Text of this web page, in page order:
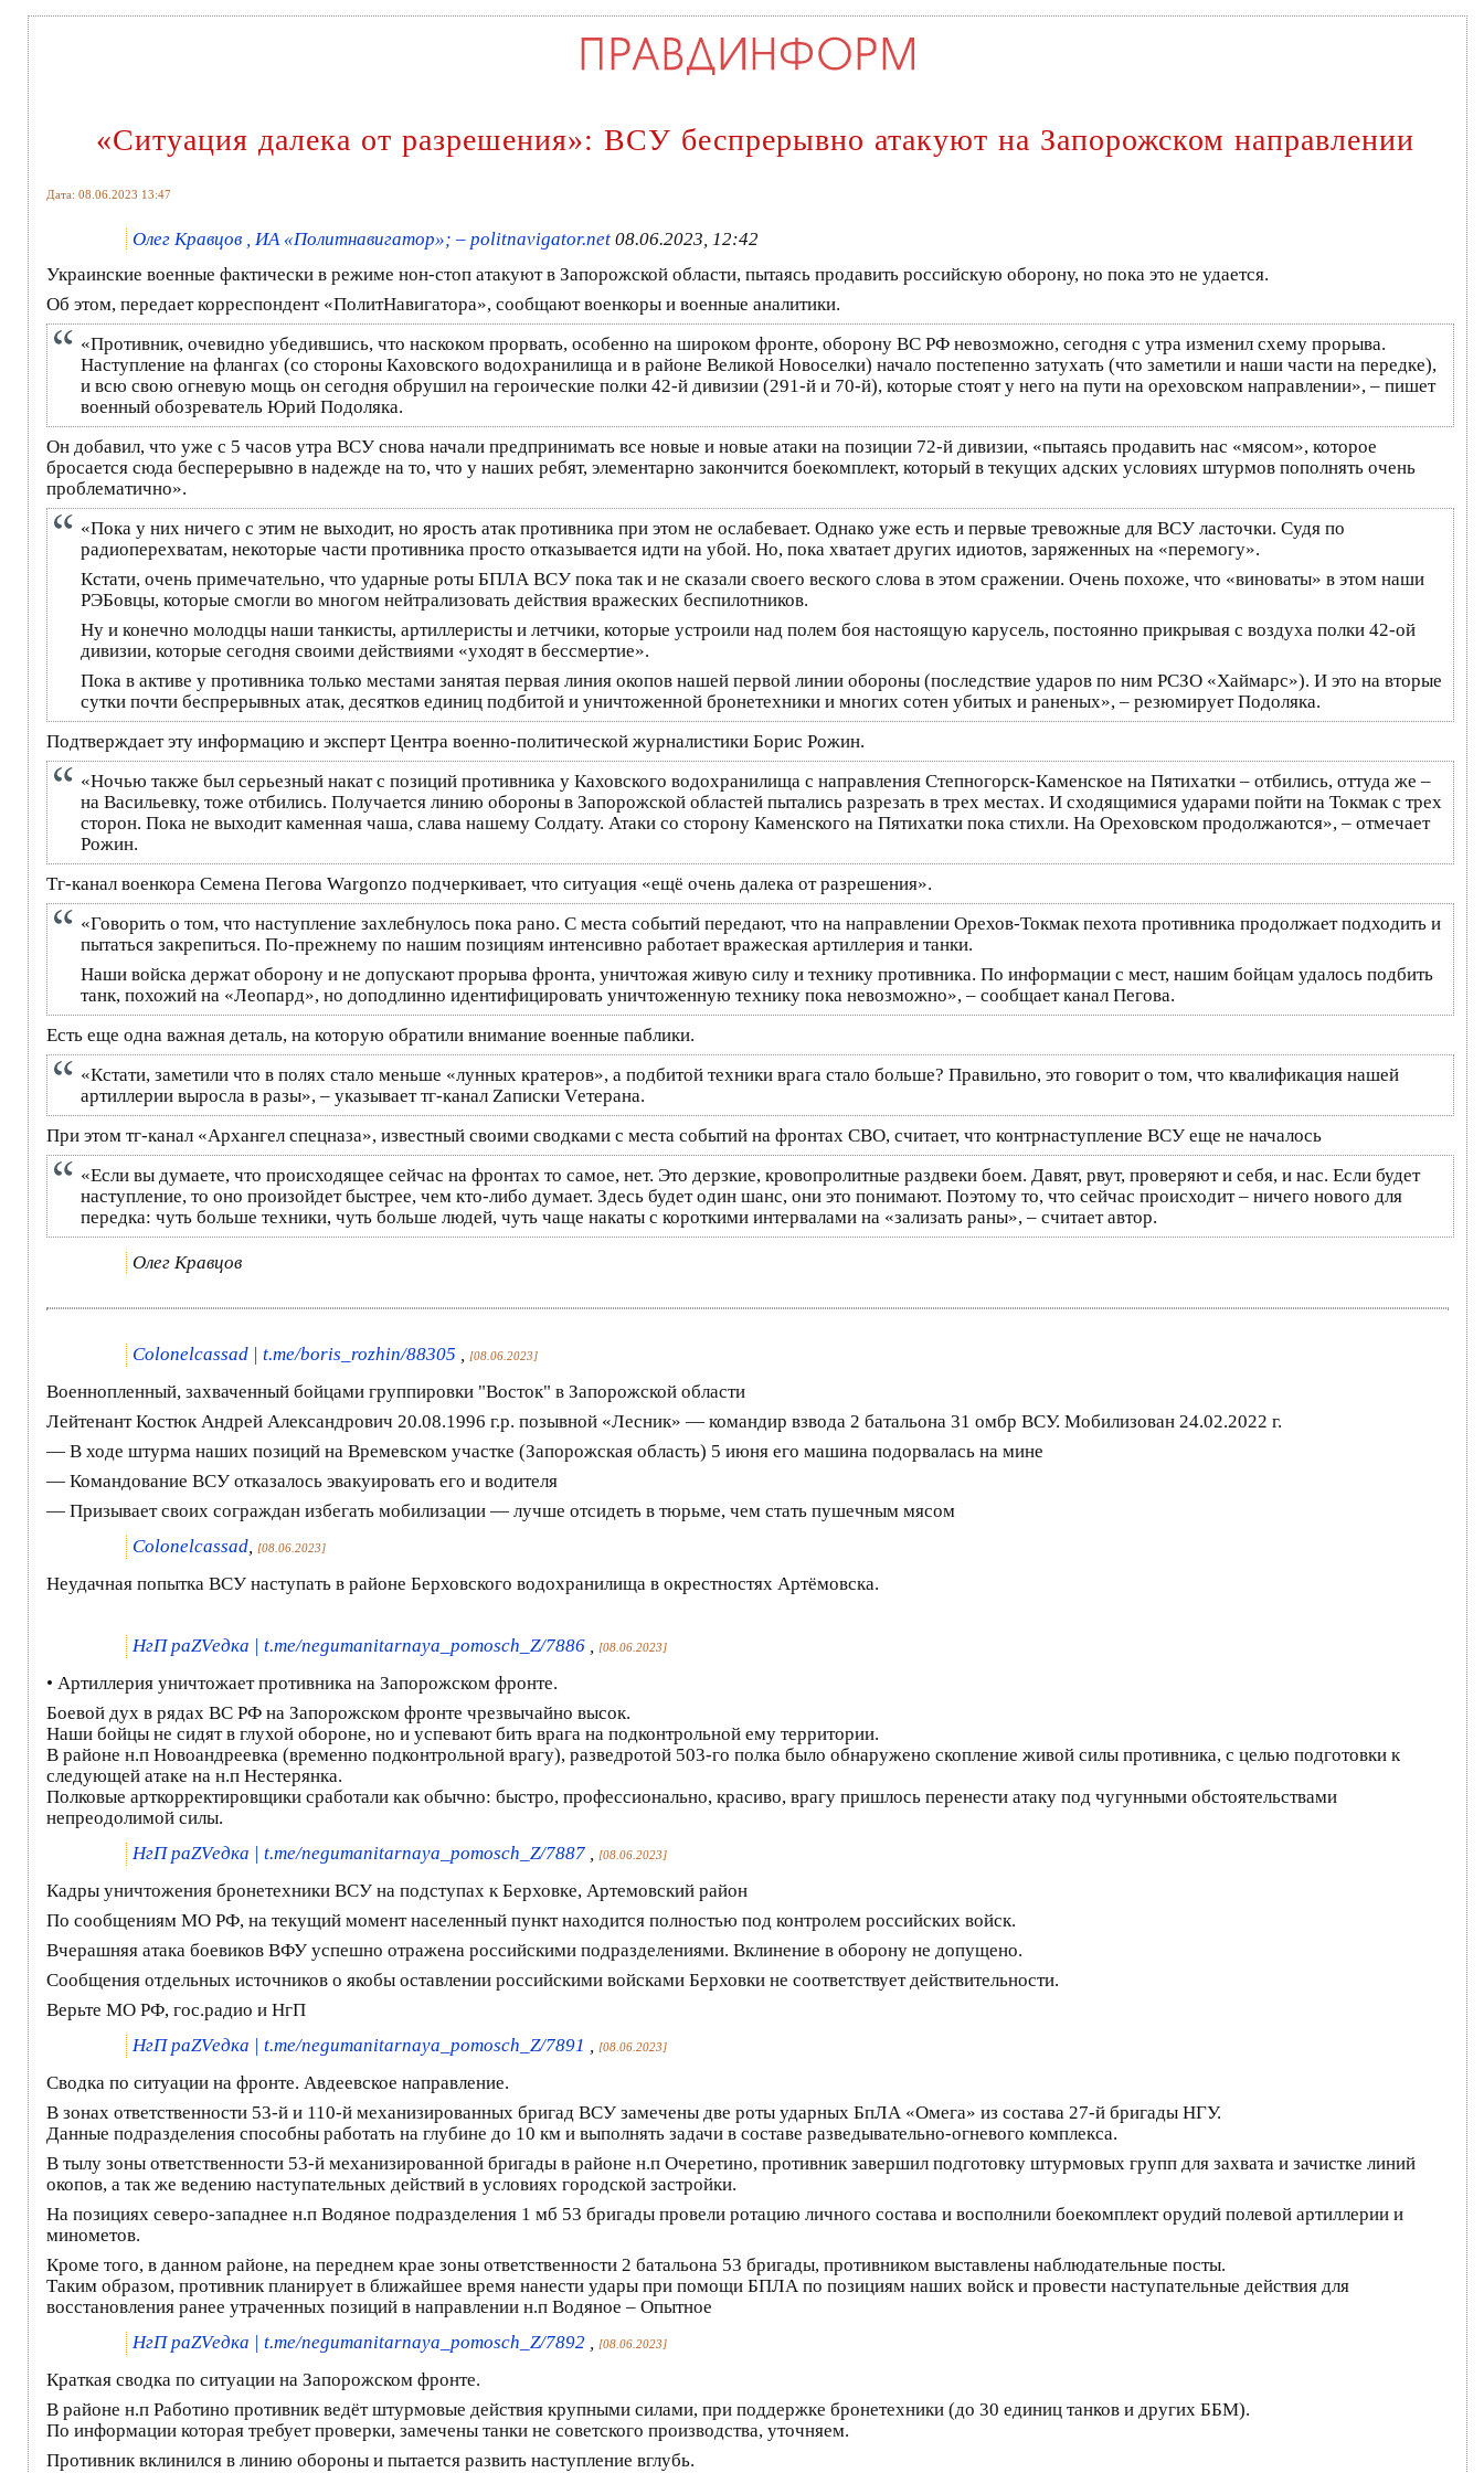
«Ситуация далека от разрешения»: ВСУ беспрерывно атакуют на Запорожском направлении
Дата: 08.06.2023 13:47
Олег Кравцов , ИА «Политнавигатор»; – politnavigator.net 08.06.2023, 12:42
Украинские военные фактически в режиме нон-стоп атакуют в Запорожской области, пытаясь продавить российскую оборону, но пока это не удается.
Об этом, передает корреспондент «ПолитНавигатора», сообщают военкоры и военные аналитики.
«Противник, очевидно убедившись, что наскоком прорвать, особенно на широком фронте, оборону ВС РФ невозможно, сегодня с утра изменил схему прорыва.
Наступление на флангах (со стороны Каховского водохранилища и в районе Великой Новоселки) начало постепенно затухать (что заметили и наши части на передке),
и всю свою огневую мощь он сегодня обрушил на героические полки 42-й дивизии (291-й и 70-й), которые стоят у него на пути на ореховском направлении», – пишет
военный обозреватель Юрий Подоляка.
Он добавил, что уже с 5 часов утра ВСУ снова начали предпринимать все новые и новые атаки на позиции 72-й дивизии, «пытаясь продавить нас «мясом», которое
бросается сюда бесперерывно в надежде на то, что у наших ребят, элементарно закончится боекомплект, который в текущих адских условиях штурмов пополнять очень
проблематично».
«Пока у них ничего с этим не выходит, но ярость атак противника при этом не ослабевает. Однако уже есть и первые тревожные для ВСУ ласточки. Судя по
радиоперехватам, некоторые части противника просто отказывается идти на убой. Но, пока хватает других идиотов, заряженных на «перемогу».
Кстати, очень примечательно, что ударные роты БПЛА ВСУ пока так и не сказали своего веского слова в этом сражении. Очень похоже, что «виноваты» в этом наши
РЭБовцы, которые смогли во многом нейтрализовать действия вражеских беспилотников.
Ну и конечно молодцы наши танкисты, артиллеристы и летчики, которые устроили над полем боя настоящую карусель, постоянно прикрывая с воздуха полки 42-ой
дивизии, которые сегодня своими действиями «уходят в бессмертие».
Пока в активе у противника только местами занятая первая линия окопов нашей первой линии обороны (последствие ударов по ним РСЗО «Хаймарс»). И это на вторые
сутки почти беспрерывных атак, десятков единиц подбитой и уничтоженной бронетехники и многих сотен убитых и раненых», – резюмирует Подоляка.
Подтверждает эту информацию и эксперт Центра военно-политической журналистики Борис Рожин.
«Ночью также был серьезный накат с позиций противника у Каховского водохранилища с направления Степногорск-Каменское на Пятихатки – отбились, оттуда же –
на Васильевку, тоже отбились. Получается линию обороны в Запорожской областей пытались разрезать в трех местах. И сходящимися ударами пойти на Токмак с трех
сторон. Пока не выходит каменная чаша, слава нашему Солдату. Атаки со сторону Каменского на Пятихатки пока стихли. На Ореховском продолжаются», – отмечает
Рожин.
Тг-канал военкора Семена Пегова Wargonzo подчеркивает, что ситуация «ещё очень далека от разрешения».
«Говорить о том, что наступление захлебнулось пока рано. С места событий передают, что на направлении Орехов-Токмак пехота противника продолжает подходить и
пытаться закрепиться. По-прежнему по нашим позициям интенсивно работает вражеская артиллерия и танки.
Наши войска держат оборону и не допускают прорыва фронта, уничтожая живую силу и технику противника. По информации с мест, нашим бойцам удалось подбить
танк, похожий на «Леопард», но доподлинно идентифицировать уничтоженную технику пока невозможно», – сообщает канал Пегова.
Есть еще одна важная деталь, на которую обратили внимание военные паблики.
«Кстати, заметили что в полях стало меньше «лунных кратеров», а подбитой техники врага стало больше? Правильно, это говорит о том, что квалификация нашей
артиллерии выросла в разы», – указывает тг-канал Zаписки Vетерана.
При этом тг-канал «Архангел спецназа», известный своими сводками с места событий на фронтах СВО, считает, что контрнаступление ВСУ еще не началось
«Если вы думаете, что происходящее сейчас на фронтах то самое, нет. Это дерзкие, кровопролитные раздвеки боем. Давят, рвут, проверяют и себя, и нас. Если будет
наступление, то оно произойдет быстрее, чем кто-либо думает. Здесь будет один шанс, они это понимают. Поэтому то, что сейчас происходит – ничего нового для
передка: чуть больше техники, чуть больше людей, чуть чаще накаты с короткими интервалами на «зализать раны», – считает автор.
Олег Кравцов
Colonelcassad | t.me/boris_rozhin/88305 [08.06.2023]
Военнопленный, захваченный бойцами группировки "Восток" в Запорожской области
Лейтенант Костюк Андрей Александрович 20.08.1996 г.р. позывной «Лесник» — командир взвода 2 батальона 31 омбр ВСУ. Мобилизован 24.02.2022 г.
— В ходе штурма наших позиций на Времевском участке (Запорожская область) 5 июня его машина подорвалась на мине
— Командование ВСУ отказалось эвакуировать его и водителя
— Призывает своих сограждан избегать мобилизации — лучше отсидеть в тюрьме, чем стать пушечным мясом
Colonelcassad
[08.06.2023]
Неудачная попытка ВСУ наступать в районе Берховского водохранилища в окрестностях Артёмовска.
НгП раZVедка | t.me/negumanitarnaya_pomosch_Z/7886 [08.06.2023]
• Артиллерия уничтожает противника на Запорожском фронте.
Боевой дух в рядах ВС РФ на Запорожском фронте чрезвычайно высок.
Наши бойцы не сидят в глухой обороне, но и успевают бить врага на подконтрольной ему территории.
В районе н.п Новоандреевка (временно подконтрольной врагу), разведротой 503-го полка было обнаружено скопление живой силы противника, с целью подготовки к
следующей атаке на н.п Нестерянка.
Полковые арткорректировщики сработали как обычно: быстро, профессионально, красиво, врагу пришлось перенести атаку под чугунными обстоятельствами
непреодолимой силы.
НгП раZVедка | t.me/negumanitarnaya_pomosch_Z/7887
[08.06.2023]
Кадры уничтожения бронетехники ВСУ на подступах к Берховке, Артемовский район
По сообщениям МО РФ, на текущий момент населенный пункт находится полностью под контролем российских войск.
Вчерашняя атака боевиков ВФУ успешно отражена российскими подразделениями. Вклинение в оборону не допущено.
Сообщения отдельных источников о якобы оставлении российскими войсками Берховки не соответствует действительности.
Верьте МО РФ, гос.радио и НгП
НгП раZVедка | t.me/negumanitarnaya_pomosch_Z/7891
[08.06.2023]
Сводка по ситуации на фронте. Авдеевское направление.
В зонах ответственности 53-й и 110-й механизированных бригад ВСУ замечены две роты ударных БпЛА «Омега» из состава 27-й бригады НГУ.
Данные подразделения способны работать на глубине до 10 км и выполнять задачи в составе разведывательно-огневого комплекса.
В тылу зоны ответственности 53-й механизированной бригады в районе н.п Очеретино, противник завершил подготовку штурмовых групп для захвата и зачистке линий
окопов, а так же ведению наступательных действий в условиях городской застройки.
На позициях северо-западнее н.п Водяное подразделения 1 мб 53 бригады провели ротацию личного состава и восполнили боекомплект орудий полевой артиллерии и
минометов.
Кроме того, в данном районе, на переднем крае зоны ответственности 2 батальона 53 бригады, противником выставлены наблюдательные посты.
Таким образом, противник планирует в ближайшее время нанести удары при помощи БПЛА по позициям наших войск и провести наступательные действия для
восстановления ранее утраченных позиций в направлении н.п Водяное – Опытное
НгП раZVедка | t.me/negumanitarnaya_pomosch_Z/7892
[08.06.2023]
Краткая сводка по ситуации на Запорожском фронте.
В районе н.п Работино противник ведёт штурмовые действия крупными силами, при поддержке бронетехники (до 30 единиц танков и других ББМ).
По информации которая требует проверки, замечены танки не советского производства, уточняем.
Противник вклинился в линию обороны и пытается развить наступление вглубь.